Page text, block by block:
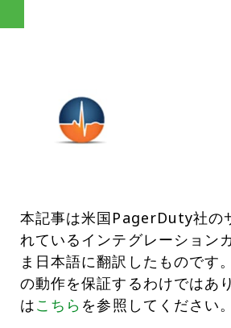
本記事は米国PagerDuty社の
れているインテグレーション
ま日本語に翻訳したものです
の動作を保証するわけではあ
はこちら を参照してください。